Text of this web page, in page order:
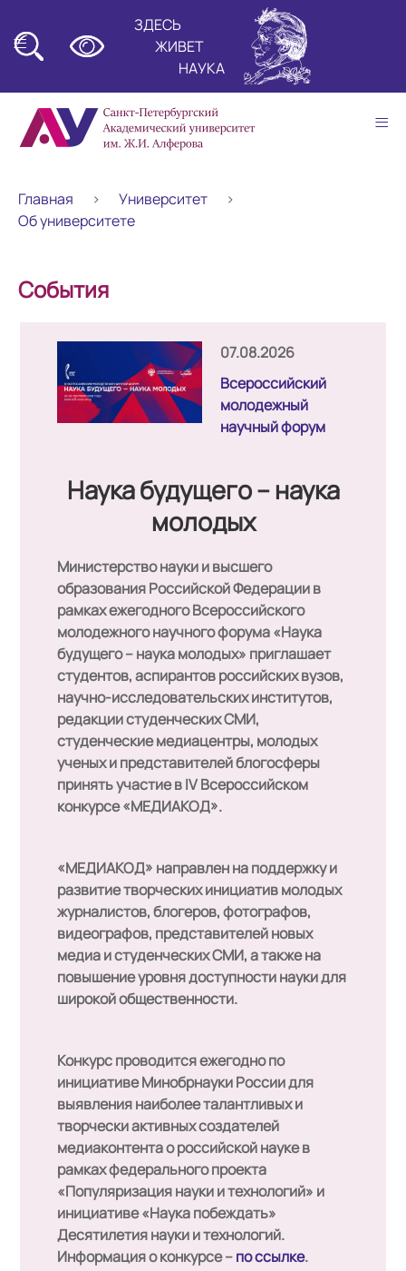
ЗДЕСЬ
ЖИВЕТ
НАУКА
Главная
Университет
Об университете
События
07.08.2026
Всероссийский
молодежный
научный форум
Наука будущего – наука
молодых
Министерство науки и высшего
образования Российской Федерации в
рамках ежегодного Всероссийского
молодежного научного форума «Наука
будущего – наука молодых» приглашает
студентов, аспирантов российских вузов,
научно-исследовательских институтов,
редакции студенческих СМИ,
студенческие медиацентры, молодых
ученых и представителей блогосферы
принять участие в IV Всероссийском
конкурсе«МЕДИАКОД».
«МЕДИАКОД» направлен на поддержку и
развитие творческих инициатив молодых
журналистов, блогеров, фотографов,
видеографов, представителей новых
медиа и студенческих СМИ, а также на
повышение уровня доступности науки для
широкой общественности.
Конкурс проводится ежегодно по
инициативе Минобрнауки России для
выявления наиболее талантливых и
творчески активных создателей
медиаконтента о российской науке в
рамках федерального проекта
«Популяризация науки и технологий» и
инициативе «Наука побеждать»
Десятилетия науки и технологий.
Информация о конкурсе –по ссылке.
≡
≡